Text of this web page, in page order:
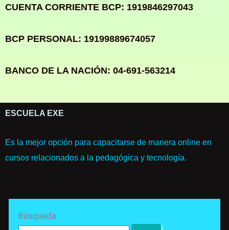
CUENTA CORRIENTE BCP: 1919846297043
BCP PERSONAL: 19199889674057
BANCO DE LA NACIÓN: 04-691-563214
ESCUELA EXE
Es la mejor opción para capacitarse de manera online en
cursos relacionados a la pedagógica y tecnología.
Búsqueda
for: